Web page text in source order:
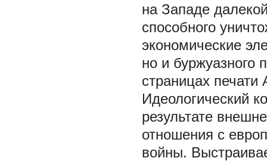
на Западе
способного
экономические
но и буржуазного
страницах
Идеологический
результате
отношения с
войны.